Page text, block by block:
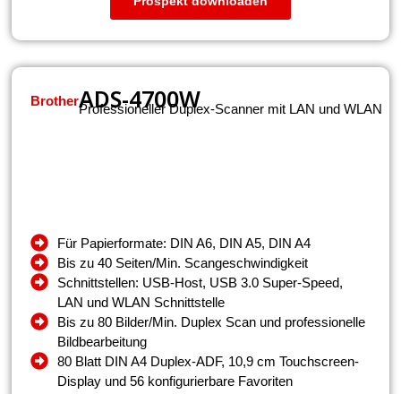
BrotherADS-4700W
Professioneller Duplex-Scanner mit LAN und WLAN
Für Papierformate: DIN A6, DIN A5, DIN A4
Bis zu 40 Seiten/Min. Scangeschwindigkeit
Schnittstellen: USB-Host, USB 3.0 Super-Speed,
LAN und WLAN Schnittstelle
Bis zu 80 Bilder/Min. Duplex Scan und professionelle
Bildbearbeitung
80 Blatt DIN A4 Duplex-ADF, 10,9 cm Touchscreen-
Display und 56 konfigurierbare Favoriten